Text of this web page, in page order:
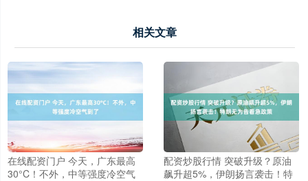
相关文章
在线配资门户 今天，广东最高
30°C！不外，中等强度冷空气
配资炒股行情 突破升级？原油
飙升超5%，伊朗扬言袭击！特